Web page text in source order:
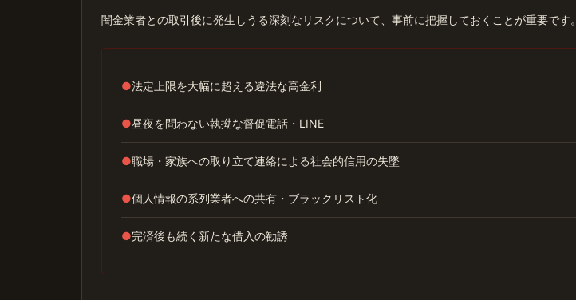
闇金業者との取引後に発生しうる深刻なリスクについて、事前に把握しておくことが重要です。
●法定上限を大幅に超える違法な高金利
●昼夜を問わない執拗な督促電話・LINE
●職場・家族への取り立て連絡による社会的信用の失墜
●個人情報の系列業者への共有・ブラックリスト化
●完済後も続く新たな借入の勧誘